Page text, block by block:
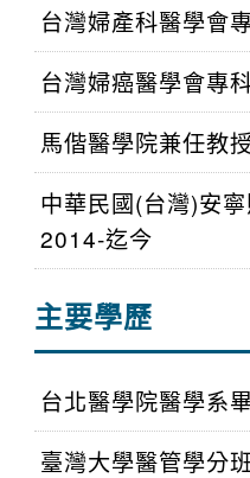
台灣婦產科醫學會
台灣婦癌醫學會專
馬偕醫學院兼任教
中華民國(台灣)安
2014-迄今
主要學歷
台北醫學院醫學系
臺灣大學醫管學分